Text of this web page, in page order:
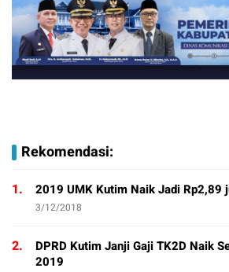
Rekomendasi:
1. 2019 UMK Kutim Naik Jadi Rp2,89
3/12/2018
2.
DPRD Kutim Janji Gaji TK2D Naik
2019